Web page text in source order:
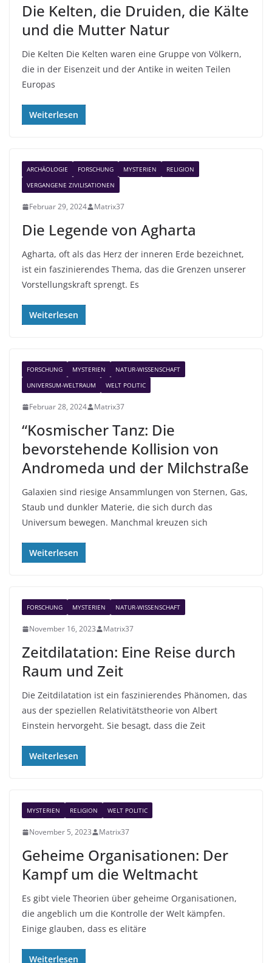
Die Kelten, die Druiden, die Kälte
und die Mutter Natur
Die Kelten Die Kelten waren eine Gruppe von Völkern,
die in der Eisenzeit und der Antike in weiten Teilen
Europas
Weiterlesen
ARCHÄOLOGIE FORSCHUNG MYSTERIEN
RELIGION
VERGANGENE ZIVILISATIONEN
Februar 29, 2024 Matrix37
Die Legende von Agharta
Agharta, oft als das Herz der inneren Erde bezeichnet,
ist ein faszinierendes Thema, das die Grenzen unserer
Vorstellungskraft sprengt. Es
Weiterlesen
FORSCHUNG MYSTERIEN
NATUR-WISSENSCHAFT
UNIVERSUM-WELTRAUM
WELT POLITIC
Februar 28, 2024 Matrix37
“Kosmischer Tanz: Die
bevorstehende Kollision von
Andromeda und der Milchstraße
Galaxien sind riesige Ansammlungen von Sternen, Gas,
Staub und dunkler Materie, die sich durch das
Universum bewegen. Manchmal kreuzen sich
Weiterlesen
FORSCHUNG MYSTERIEN NATUR-WISSENSCHAFT
November 16, 2023 Matrix37
Zeitdilatation: Eine Reise durch
Raum und Zeit
Die Zeitdilatation ist ein faszinierendes Phänomen, das
aus der speziellen Relativitätstheorie von Albert
Einstein hervorgeht. Sie besagt, dass die Zeit
Weiterlesen
MYSTERIEN RELIGION WELT POLITIC
November 5, 2023 Matrix37
Geheime Organisationen: Der
Kampf um die Weltmacht
Es gibt viele Theorien über geheime Organisationen,
die angeblich um die Kontrolle der Welt kämpfen.
Einige glauben, dass es elitäre
Weiterlesen